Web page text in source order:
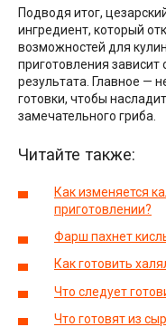
Подводя итог,
ингредиент, который
возможностей для
приготовления
результата. Главное —
готовки, чтобы
замечательного гриба.
Читайте также:
Как изменяется
приготовлении?
Фарш пахнет
Как готовить
Что следует
Что готовят из